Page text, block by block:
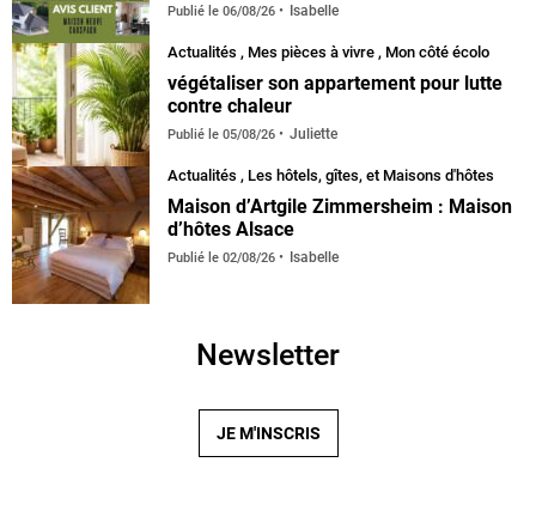
Publié le 06/08/26 Isabelle
Actualités , Mes pièces à vivre , Mon côté écolo
végétaliser son appartement pour lutte
contre chaleur
Publié le 05/08/26 Juliette
Actualités , Les hôtels, gîtes, et Maisons d'hôtes
Maison d’Artgile Zimmersheim : Maison
d’hôtes Alsace
Publié le 02/08/26 Isabelle
Newsletter
JE M'INSCRIS